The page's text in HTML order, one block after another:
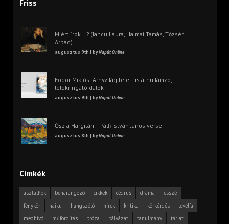
Friss
Miért írok… ? (Iancu Laura, Halmai Tamás, Tőzsér
Árpád)
augusztus 9th | byNapút Online
Fodor Miklós: Árnyvilág felett is áthullámzó,
lélekringató dalok
augusztus 9th | byNapút Online
Ősz a Hargitán – Pálfi István János versei
augusztus 8th | byNapút Online
Címkék
asztalfiók beharangozó cikkek cédrus dráma
esszé
fénykör
haiku hangszóló hírek kritika körkérdés
levélfa
meghívó
műfordítás próza pályázat tanulmány
tárlat